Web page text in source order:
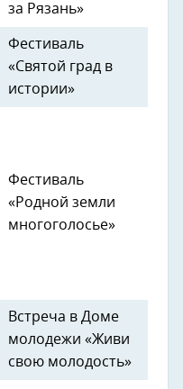
за Рязань»
Фестиваль
«Святой град в
истории»
Фестиваль
«Родной земли
многоголосье»
Встреча в Доме
молодежи «Живи
свою молодость»